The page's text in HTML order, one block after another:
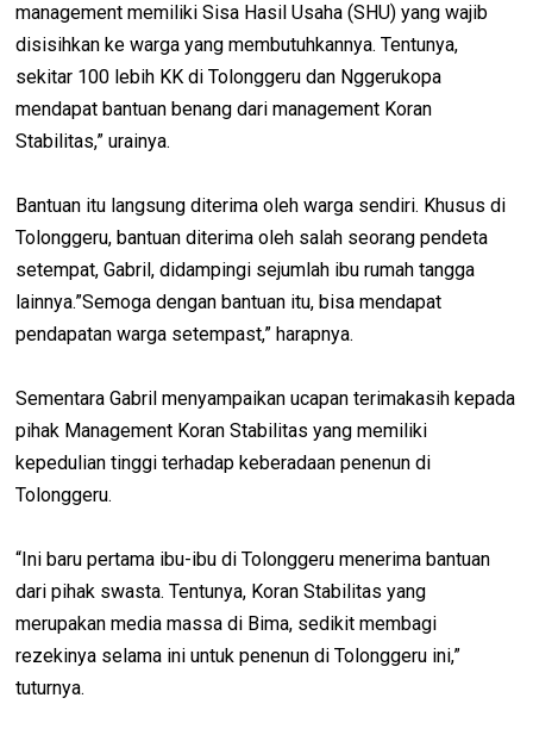
management memiliki Sisa Hasil Usaha (SHU) yang wajib
disisihkan ke warga yang membutuhkannya. Tentunya,
sekitar 100 lebih KK di Tolonggeru dan Nggerukopa
mendapat bantuan benang dari management Koran
Stabilitas,” urainya.
Bantuan itu langsung diterima oleh warga sendiri. Khusus di
Tolonggeru, bantuan diterima oleh salah seorang pendeta
setempat, Gabril, didampingi sejumlah ibu rumah tangga
lainnya.”Semoga dengan bantuan itu, bisa mendapat
pendapatan warga setempast,” harapnya.
Sementara Gabril menyampaikan ucapan terimakasih kepada
pihak Management Koran Stabilitas yang memiliki
kepedulian tinggi terhadap keberadaan penenun di
Tolonggeru.
“Ini baru pertama ibu-ibu di Tolonggeru menerima bantuan
dari pihak swasta. Tentunya, Koran Stabilitas yang
merupakan media massa di Bima, sedikit membagi
rezekinya selama ini untuk penenun di Tolonggeru ini,”
tuturnya.